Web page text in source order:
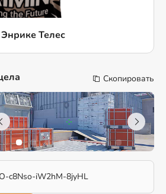
Энрике Телес
Скопировать
c8Nso-iW2hM-8jyHL